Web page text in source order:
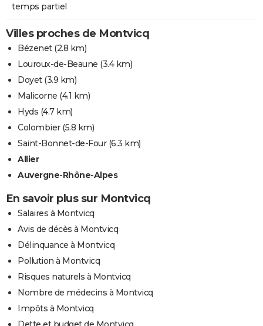
temps partiel
Villes proches de Montvicq
Bézenet(2.8 km)
Louroux-de-Beaune (3.4 km)
Doyet(3.9 km)
Malicorne (4.1 km)
Hyds (4.7 km)
Colombier(5.8 km)
Saint-Bonnet-de-Four(6.3 km)
Allier
Auvergne-Rhône-Alpes
En savoir plus sur Montvicq
Salaires à Montvicq
Avis de décès à Montvicq
Délinquance à Montvicq
Pollution à Montvicq
Risques naturels à Montvicq
Nombre de médecins à Montvicq
Impôts à Montvicq